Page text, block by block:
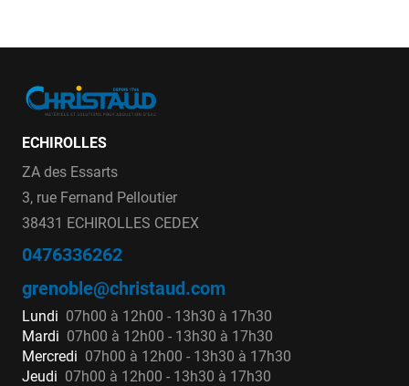
ECHIROLLES
ZA des Essarts
3, rue Fernand Pelloutier
38431 ECHIROLLES CEDEX
0476336262
grenoble@christaud.com
Lundi 07h00 à 12h00 - 13h30 à 17h30
Mardi 07h00 à 12h00 - 13h30 à 17h30
Mercredi 07h00 à 12h00 - 13h30 à 17h30
Jeudi 07h00 à 12h00 - 13h30 à 17h30